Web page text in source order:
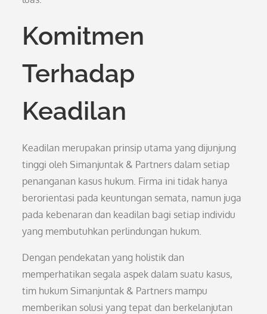
Komitmen
Terhadap
Keadilan
Keadilan merupakan prinsip utama yang dijunjung
tinggi oleh Simanjuntak & Partners dalam setiap
penanganan kasus hukum. Firma ini tidak hanya
berorientasi pada keuntungan semata, namun juga
pada kebenaran dan keadilan bagi setiap individu
yang membutuhkan perlindungan hukum.
Dengan pendekatan yang holistik dan
memperhatikan segala aspek dalam suatu kasus,
tim hukum Simanjuntak & Partners mampu
memberikan solusi yang tepat dan berkelanjutan